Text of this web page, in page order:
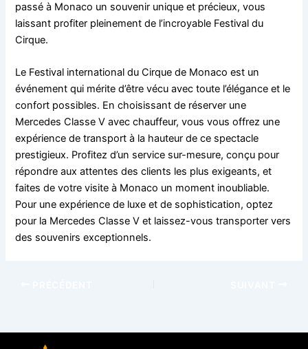
passé à Monaco un souvenir unique et précieux, vous
laissant profiter pleinement de l’incroyable Festival du
Cirque.
Le Festival international du Cirque de Monaco est un
événement qui mérite d’être vécu avec toute l’élégance et le
confort possibles. En choisissant de réserver une
Mercedes Classe V avec chauffeur, vous vous offrez une
expérience de transport à la hauteur de ce spectacle
prestigieux. Profitez d’un service sur-mesure, conçu pour
répondre aux attentes des clients les plus exigeants, et
faites de votre visite à Monaco un moment inoubliable.
Pour une expérience de luxe et de sophistication, optez
pour la Mercedes Classe V et laissez-vous transporter vers
des souvenirs exceptionnels.